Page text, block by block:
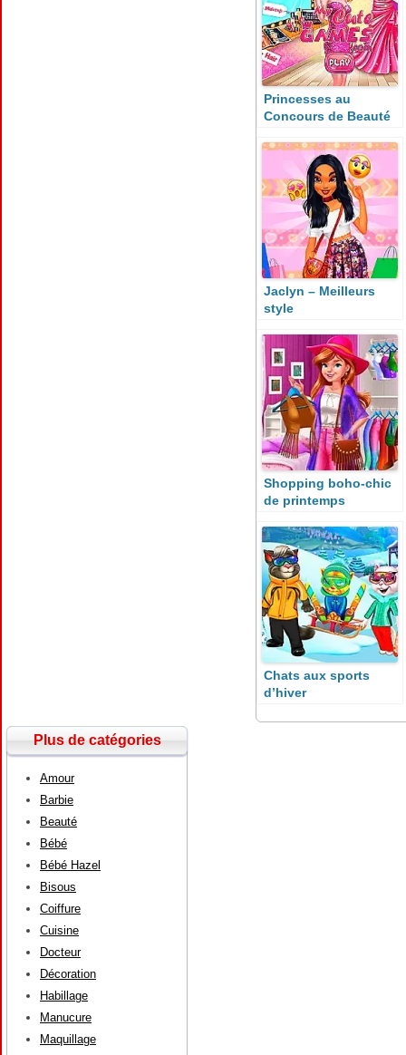
Princesses au
Concours de Beauté
Jaclyn – Meilleurs
style
Shopping boho-chic
de printemps
Chats aux sports
d’hiver
Plus de catégories
Amour
Barbie
Beauté
Bébé
Bébé Hazel
Bisous
Coiffure
Cuisine
Docteur
Décoration
Habillage
Manucure
Maquillage